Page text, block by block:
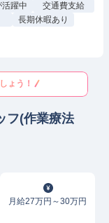
躍中
交通費支給
長期休暇あり
ょう！
フ(作業療法
月給27万円～30万円